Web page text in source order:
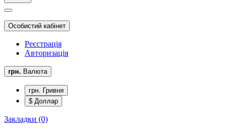
Особистий кабінет
Реєстрація
Авторизація
грн. Валюта
грн. Гривня
$ Доллар
Закладки (0)